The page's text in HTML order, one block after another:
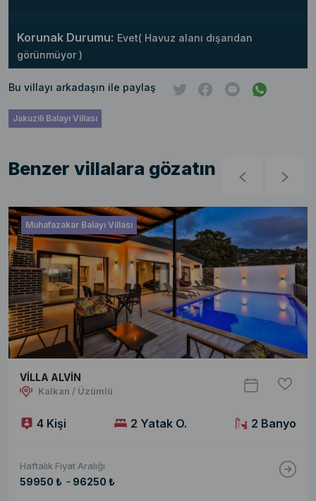
Korunak Durumu: Evet( Havuz alanı dışarıdan
görünmüyor )
Bu villayı arkadaşın ile paylaş
Jakuzili Balayı Villası
Benzer villalara gözatın
Muhafazakar Balayı Villası
VİLLA ALVİN
Kalkan / Üzümlü
4 Kişi 2 Yatak O. 2 Banyo
Haftalık Fiyat Aralığı
59950 ₺ - 96250 ₺